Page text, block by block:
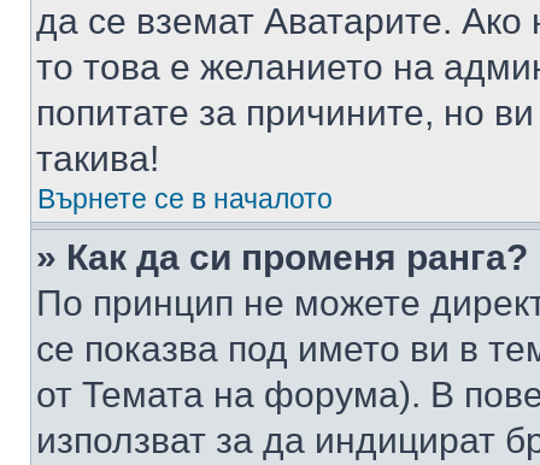
да се вземат Аватарите.
то това е желанието на
попитате за причините, но
такива!
Върнете се в началото
» Как да си променя ранга?
По принцип не можете
се показва под името ви в
от Темата на форума). В
използват за да индицират